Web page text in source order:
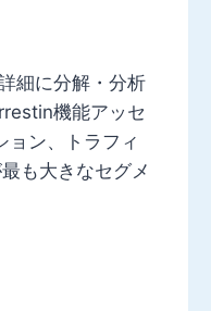
細に分解・分析
機能アッセ
ョン、トラフィ
も大きなセグメ